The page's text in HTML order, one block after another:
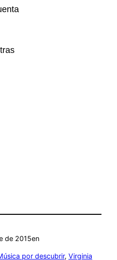
de 2015en
por descubrir, Virginia